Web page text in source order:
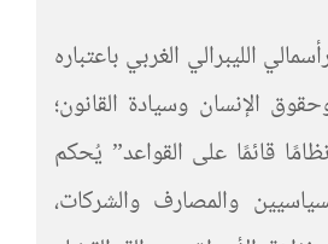
الليبرالي الغربي باعتباره
الإنسان وسيادة القانون؛
قائمًا على القواعد” يُحكم
والمصارف والشركات،